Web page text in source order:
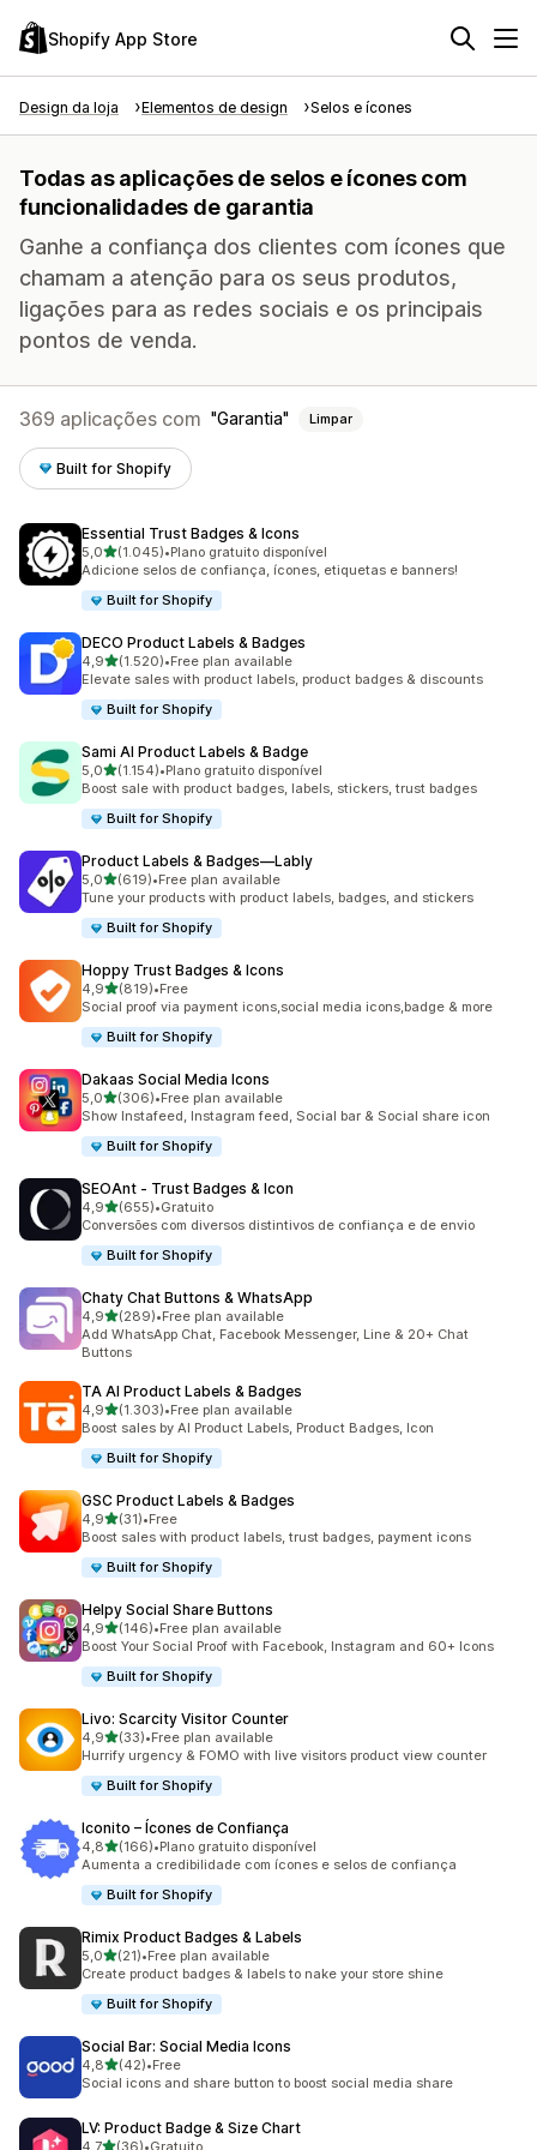
Shopify App Store
Design da loja Elementos de design Selos e ícones
Todas as aplicações de selos e ícones com
funcionalidades de garantia
Ganhe a confiança dos clientes com ícones que
chamam a atenção para os seus produtos,
ligações para as redes sociais e os principais
pontos de venda.
369 aplicações com Garantia Limpar
Built for Shopify
Essential Trust Badges & Icons
5,0de 5 estrelas
(1.045)
1045 total de avaliações
•Plano gratuito disponível
Adicione selos de confiança, ícones, etiquetas e banners!
Built for Shopify
DECO Product Labels & Badges
4,9de 5 estrelas
(1.520)
1520 total de avaliações
•Free plan available
Elevate sales with product labels, product badges & discounts
Built for Shopify
Sami AI Product Labels & Badge
5,0de 5 estrelas
(1.154)
1154 total de avaliações
•Plano gratuito disponível
Boost sale with product badges, labels, stickers, trust badges
Built for Shopify
Product Labels & Badges—Lably
5,0de 5 estrelas
(619)
619 total de avaliações
•Free plan available
Tune your products with product labels, badges, and stickers
Built for Shopify
Hoppy Trust Badges & Icons
4,9de 5 estrelas
(819)
819 total de avaliações
•Free
Social proof via payment icons,social media icons,badge & more
Built for Shopify
Dakaas Social Media Icons
5,0de 5 estrelas
(306)
306 total de avaliações
•Free plan available
Show Instafeed, Instagram feed, Social bar & Social share icon
Built for Shopify
SEOAnt ‑ Trust Badges & Icon
4,9de 5 estrelas
(655)
655 total de avaliações
•Gratuito
Conversões com diversos distintivos de confiança e de envio
Built for Shopify
Chaty Chat Buttons & WhatsApp
4,9de 5 estrelas
(289)
289 total de avaliações
•Free plan available
Add WhatsApp Chat, Facebook Messenger, Line & 20+ Chat
Buttons
TA AI Product Labels & Badges
4,9de 5 estrelas
(1.303)
1303 total de avaliações
•Free plan available
Boost sales by AI Product Labels, Product Badges, Icon
Built for Shopify
GSC Product Labels & Badges
4,9de 5 estrelas
(31)
31 total de avaliações
•Free
Boost sales with product labels, trust badges, payment icons
Built for Shopify
Helpy Social Share Buttons
4,9de 5 estrelas
(146)
146 total de avaliações
•Free plan available
Boost Your Social Proof with Facebook, Instagram and 60+ Icons
Built for Shopify
Livo: Scarcity Visitor Counter
4,9de 5 estrelas
(33)
33 total de avaliações
•Free plan available
Hurrify urgency & FOMO with live visitors product view counter
Built for Shopify
Iconito – Ícones de Confiança
4,8de 5 estrelas
(166)
166 total de avaliações
•Plano gratuito disponível
Aumenta a credibilidade com ícones e selos de confiança
Built for Shopify
Rimix Product Badges & Labels
5,0de 5 estrelas
(21)
21 total de avaliações
•Free plan available
Create product badges & labels to nake your store shine
Built for Shopify
Social Bar: Social Media Icons
4,8de 5 estrelas
(42)
42 total de avaliações
•Free
Social icons and share button to boost social media share
LV: Product Badge & Size Chart
4,7de 5 estrelas
(36)•Gratuito